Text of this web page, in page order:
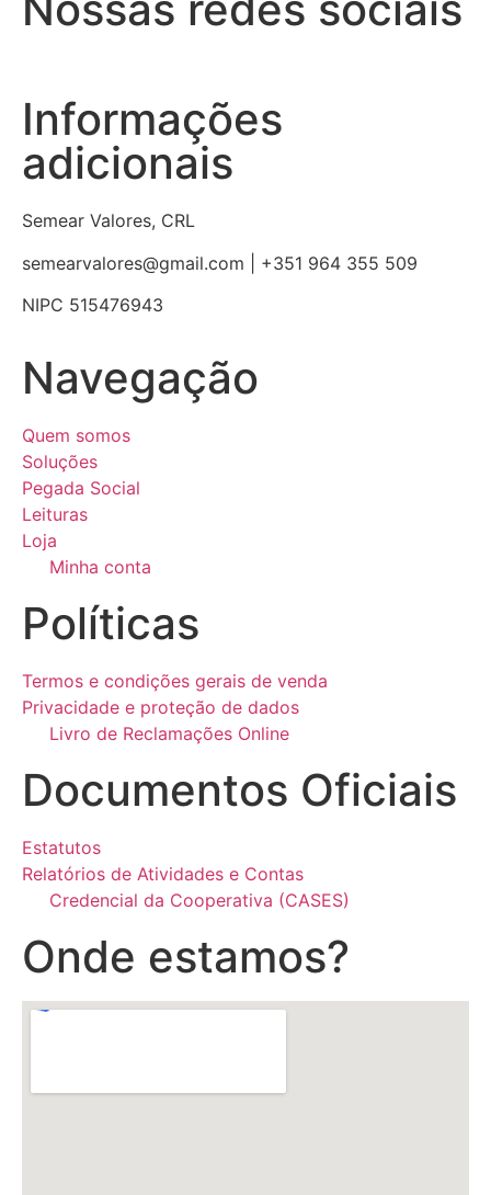
Informações
adicionais
Semear Valores, CRL
semearvalores@gmail.com | +351 964 355 509
NIPC 515476943
Navegação
Quem somos
Soluções
Pegada Social
Leituras
Loja
Minha conta
Políticas
Termos e condições gerais de venda
Privacidade e proteção de dados
Livro de Reclamações Online
Documentos Oficiais
Estatutos
Relatórios de Atividades e Contas
Credencial da Cooperativa (CASES)
Onde estamos?